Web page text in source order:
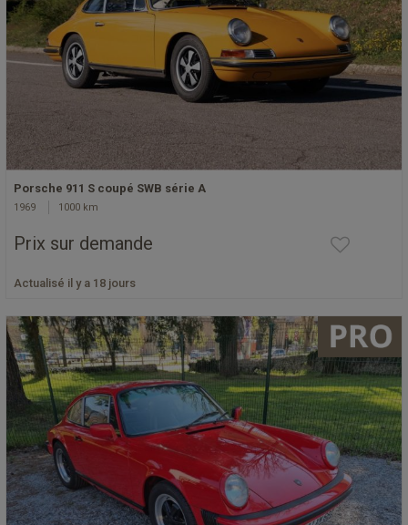
Porsche 911 S coupé SWB série A
1969 1000 km
Prix sur demande
Actualisé il y a 18 jours